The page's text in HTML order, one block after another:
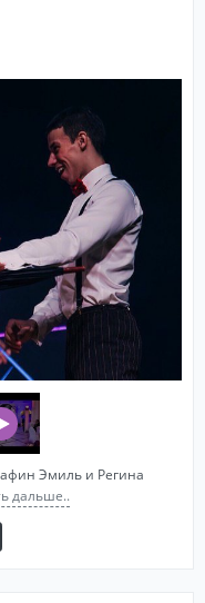
Эмиль и Регина
дальше..